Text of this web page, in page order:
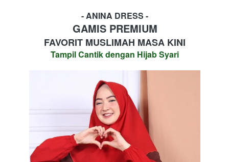
- ANINA DRESS -
GAMIS PREMIUM
FAVORIT MUSLIMAH MASA KINI
Tampil Cantik dengan Hijab Syari